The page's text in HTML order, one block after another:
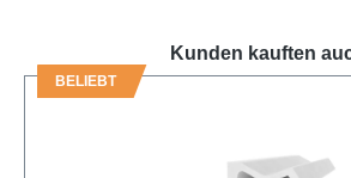
Kunden kauften
BELIEBT